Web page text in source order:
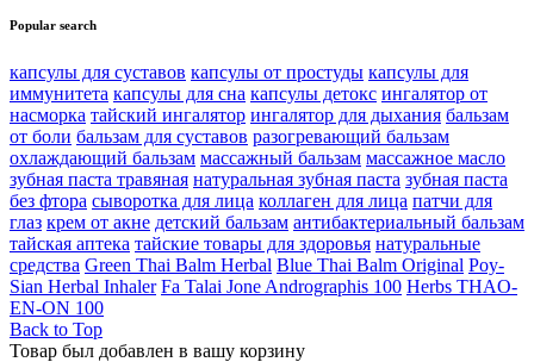
Popular search
капсулы для суставов капсулы от простуды капсулы для
иммунитета капсулы для сна капсулы детокс ингалятор от
насморка тайский ингалятор ингалятор для дыхания бальзам
от боли бальзам для суставов разогревающий бальзам
охлаждающий бальзам массажный бальзам массажное масло
зубная паста травяная натуральная зубная паста зубная паста
без фтора сыворотка для лица коллаген для лица патчи для
глаз крем от акне детский бальзам антибактериальный бальзам
тайская аптека тайские товары для здоровья натуральные
средства Green Thai Balm Herbal Blue Thai Balm Original Poy-
Sian Herbal Inhaler Fa Talai Jone Andrographis 100 Herbs THAO-
EN-ON 100
Back to Top
Товар был добавлен в вашу корзину